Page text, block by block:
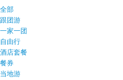
全部
跟团游
一家一团
自由行
酒店套餐
餐券
当地游